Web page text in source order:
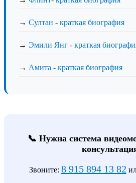
→ Султан - краткая биография
→ Эмили Янг - краткая
→ Амита - краткая биография
📞 Нужна система
Звоните: 8 915 894 13 82